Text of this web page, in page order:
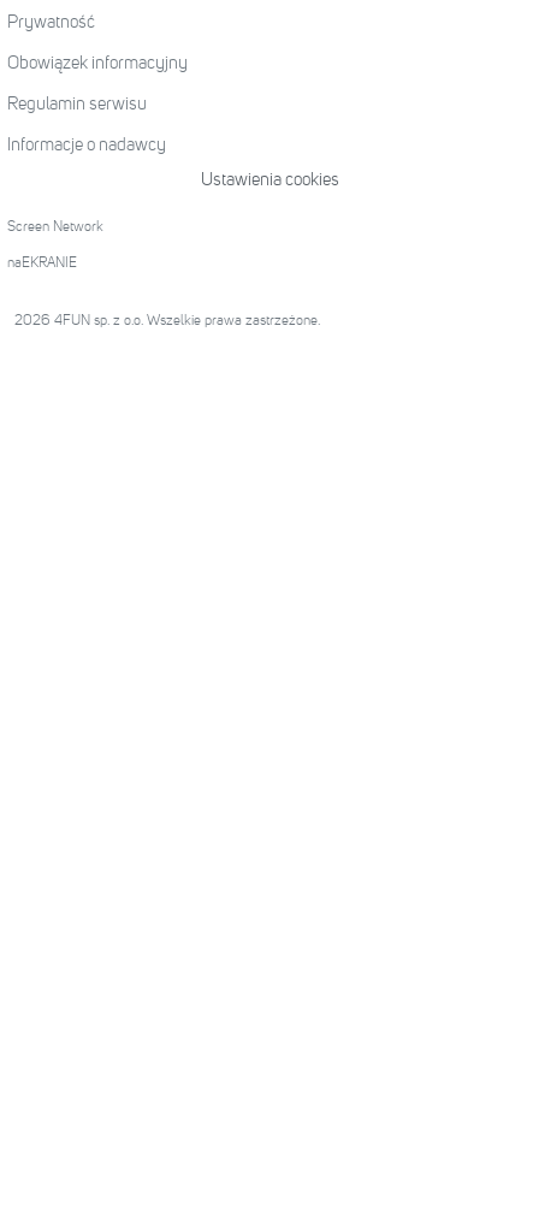
Prywatność
Obowiązek informacyjny
Regulamin serwisu
Informacje o nadawcy
Ustawienia cookies
Screen Network
naEKRANIE
2026 4FUN sp. z o.o. Wszelkie prawa zastrzeżone.